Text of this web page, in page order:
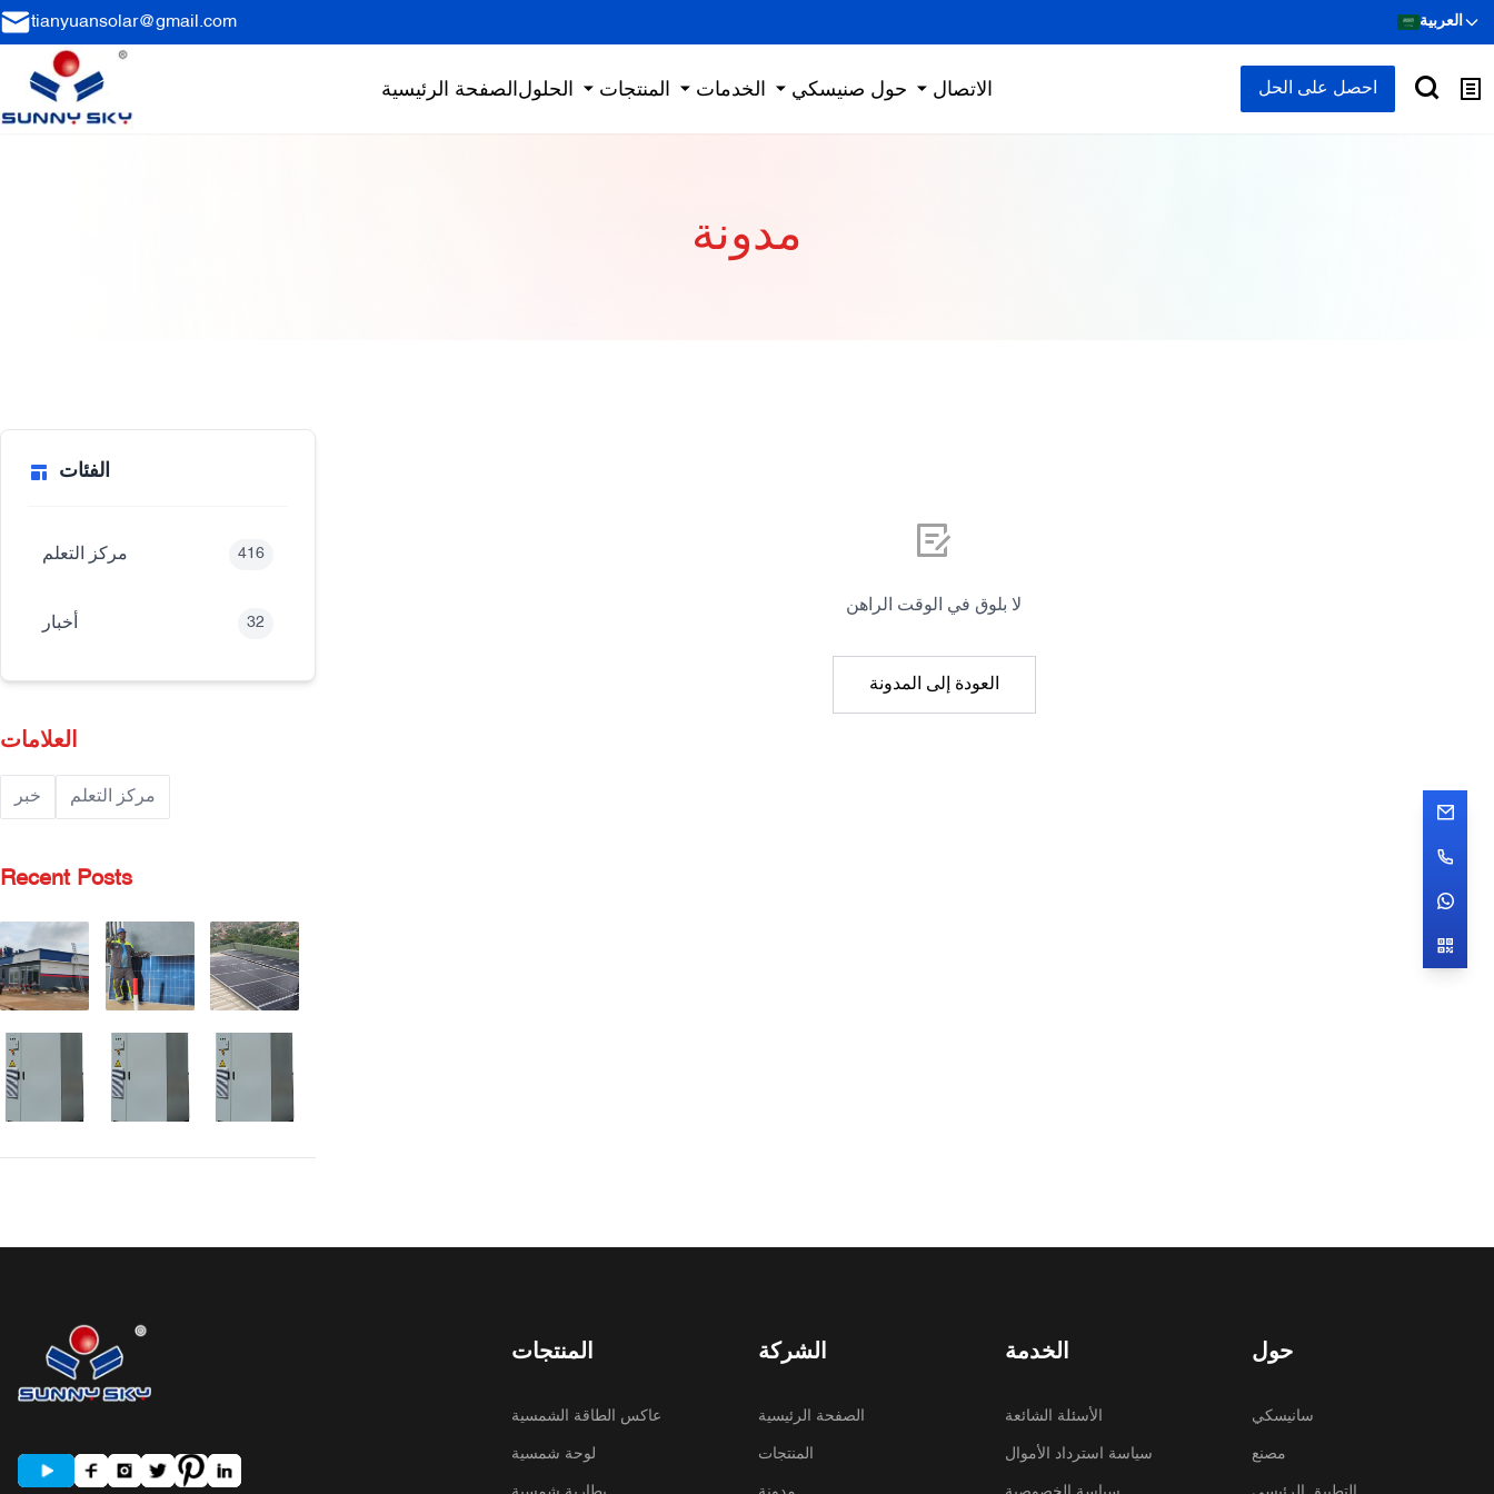
tianyuansolar@gmail.com العربية
الصفحة الرئيسية الحلول المنتجات الخدمات حول صنيسكي الاتصال احصل على الحل
مدونة
الفئات
مركز التعلم 416
أخبار 32
العلامات
خبر مركز التعلم
Recent Posts
لا بلوق في الوقت الراهن
العودة إلى المدونة
المنتجات
عاكس الطاقة الشمسية
لوحة شمسية
الشركة
الصفحة الرئيسية
المنتجات
الخدمة
الأسئلة الشائعة
سياسة استرداد الأموال
حول
سانيسكي
مصنع